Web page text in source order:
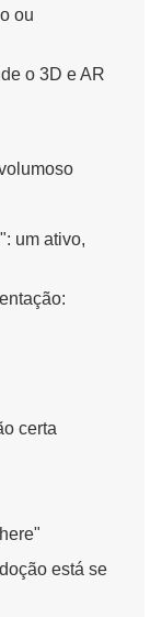
ou
o 3D e AR
um ativo,
certa
está se